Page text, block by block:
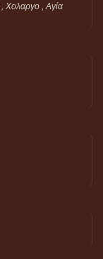
Χολαργο , Αγία